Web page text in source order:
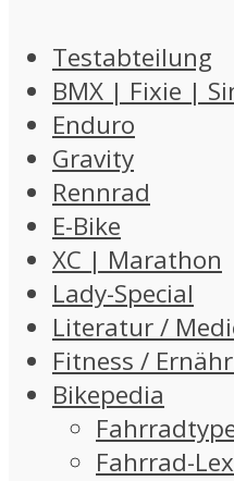
Testabteilung
BMX | Fixie |
Enduro
Gravity
Rennrad
E-Bike
XC | Marathon
Lady-Special
Literatur /
Fitness /
Bikepedia
Fahrrad-